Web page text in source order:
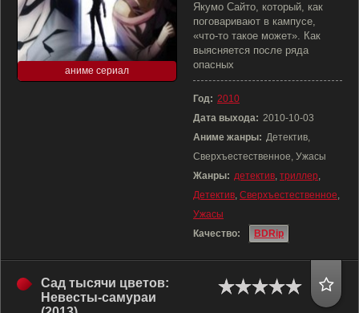
аниме сериал
Якумо Сайто, который, как
поговаривают в кампусе,
«что-то такое может». Как
выясняется после ряда
опасных
Год: 2010
Дата выхода: 2010-10-03
Аниме жанры: Детектив,
Сверхъестественное, Ужасы
Жанры: детектив, триллер,
Детектив, Сверхъестественное,
Ужасы
Качество:
BDRip
Сад тысячи цветов:
Невесты-самураи